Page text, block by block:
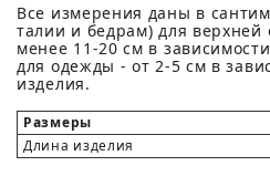
Все измерения даны в
талии и бедрам) для
менее 11-20 см в
для одежды - от 2-5 см в
изделия.
Размеры
Длина изделия